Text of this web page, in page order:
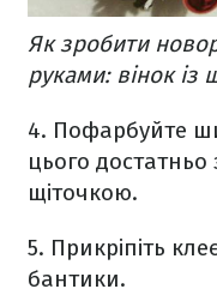
Як зробити
руками: вінок із
4. Пофарбуйте
цього достатньо
щіточкою.
5. Прикріпіть
бантики.